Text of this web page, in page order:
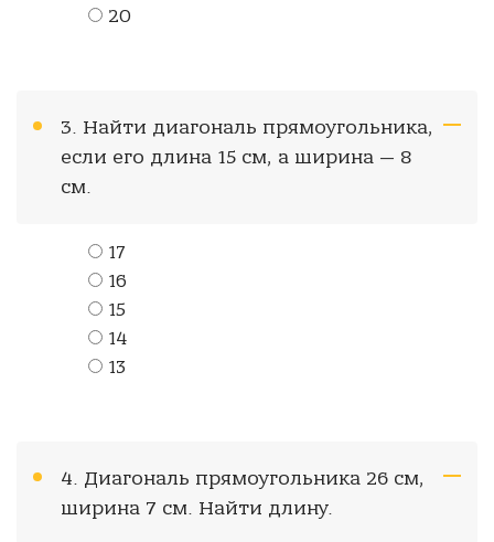
20
3. Найти диагональ прямоугольника,
если его длина 15 см, а ширина — 8
см.
17
16
15
14
13
4. Диагональ прямоугольника 26 см,
ширина 7 см. Найти длину.